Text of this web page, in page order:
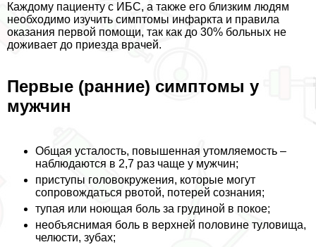
Каждому пациенту с ИБС, а также его близким людям
необходимо изучить симптомы инфаркта и правила
оказания первой помощи, так как до 30% больных не
доживает до приезда врачей.
Первые (ранние) симптомы у
мужчин
Общая усталость, повышенная утомляемость –
наблюдаются в 2,7 раз чаще у мужчин;
приступы головокружения, которые могут
сопровождаться рвотой, потерей сознания;
тупая или ноющая боль за гpyдиной в покое;
необъяснимая боль в верхней половине туловища,
челюсти, зубах;